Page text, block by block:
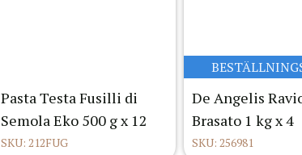
Pasta Testa Fusilli di
Semola Eko 500 g x 12
SKU: 212FUG
De Angelis
Brasato 1 kg x 4
SKU: 256981